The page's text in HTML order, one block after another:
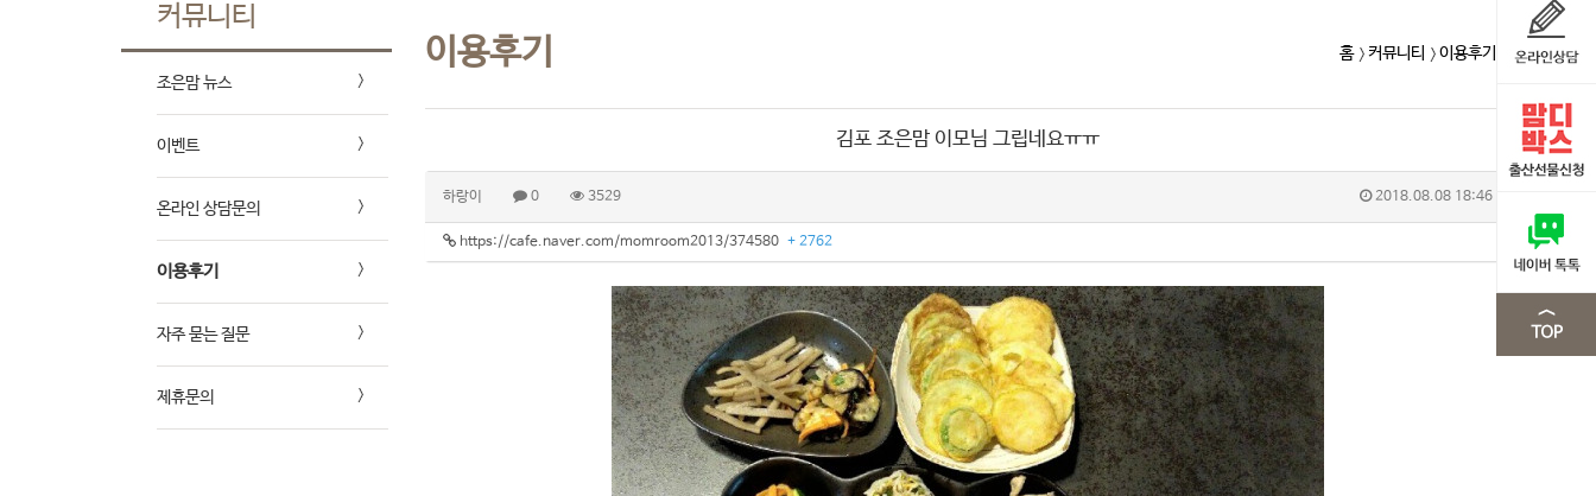
커뮤니티
조은맘 뉴스
이벤트
온라인 상담문의
이용후기
자주 묻는 질문
제휴문의
이용후기 홈 커뮤니티 이용후기
김포 조은맘 이모님 그립네요ㅠㅠ
하랑이 0 3529 2018.08.08 18:46
https://cafe.naver.com/momroom2013/374580 + 2762